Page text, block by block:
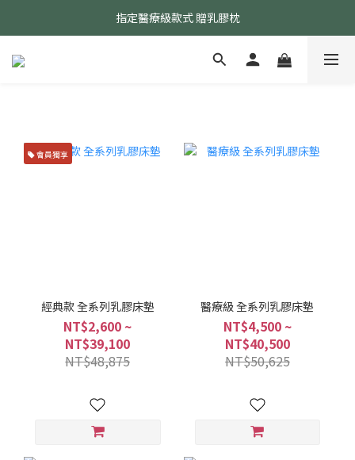
24小時AI智能客服
指定醫療級款式 贈乳膠枕
24小時AI智能客服
會員獨享
經典款 全系列乳膠床墊
NT$2,600 ~
NT$39,100
NT$48,875
醫療級 全系列乳膠床墊
NT$4,500 ~
NT$40,500
NT$50,625